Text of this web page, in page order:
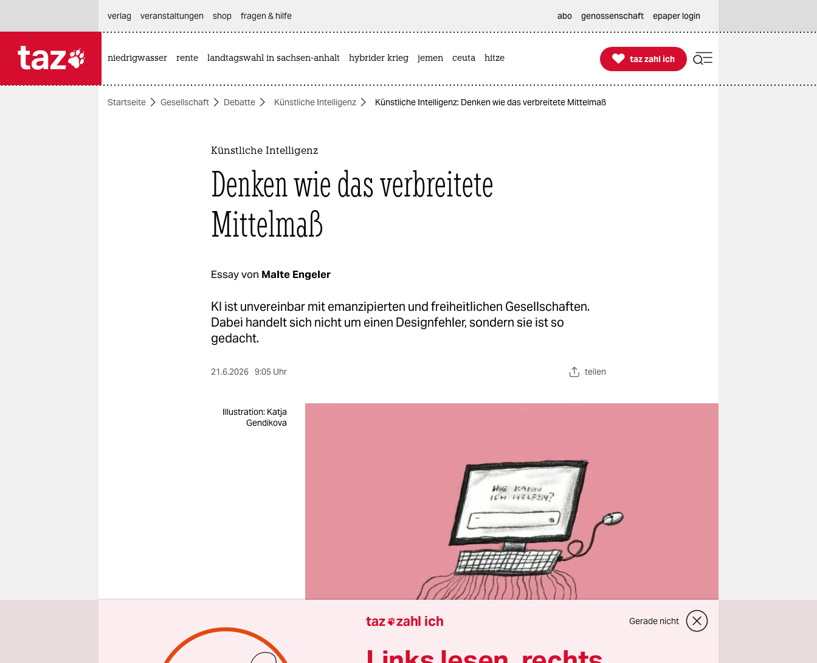
themen
verlag
veranstaltungen shop fragen & hilfe abo genossenschaft epaper login
niedrigwasser rente landtagswahl in sachsen-anhalt hybrider krieg jemen ceuta hitze 
taz zahl ich
taz zahl ich
Startseite Gesellschaft Debatte Künstliche Intelligenz Künstliche Intelligenz: Denken wie das verbreitete Mittelmaß
Künstliche Intelligenz
Denken wie das verbreitete
Mittelmaß
Essay von Malte Engeler
KI ist unvereinbar mit emanzipierten und freiheitlichen Gesellschaften.
Dabei handelt sich nicht um einen Designfehler, sondern sie ist so
gedacht.
21.6.2026 9:05 Uhr teilen
Illustration: Katja
Gendikova
taz zahl ich Gerade nicht